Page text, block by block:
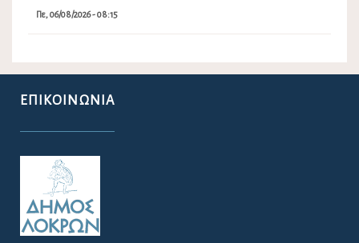
Πε, 06/08/2026 - 08:15
ΕΠΙΚΟΙΝΩΝΊΑ